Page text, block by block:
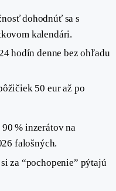
dohodnúť sa s
kalendári.
hodín denne bez ohľadu
50 eur až po
% inzerátov na
falošných.
za “pochopenie” pýtajú